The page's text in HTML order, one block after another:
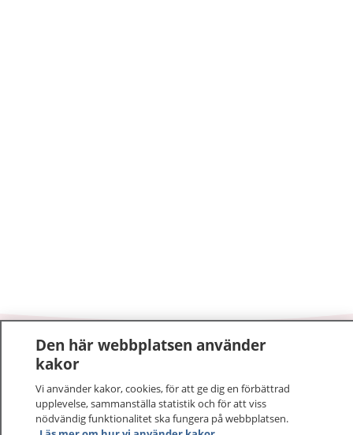
1177–tryggt om din hälsa och vård
På 1177.se får du råd om hälsa och information om
sjukdomar och vilka mottagningar du kan kontakta.
Logga in för att läsa din journal och göra dina
Den här webbplatsen använder
kakor
Vi använder kakor, cookies, för att ge dig en förbättrad
upplevelse, sammanställa statistik och för att viss
nödvändig funktionalitet ska fungera på webbplatsen.